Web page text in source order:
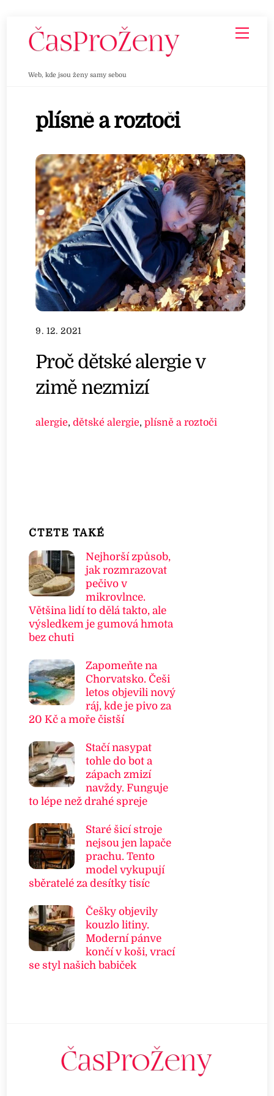
Web, kde jsou ženy samy sebou
plísně a roztoči
9. 12. 2021
Proč dětské alergie v
zimě nezmizí
alergie,dětské alergie,plísně a roztoči
ČTETE TAKÉ
Nejhorší způsob,
jak rozmrazovat
pečivo v
mikrovlnce.
Většina lidí to dělá takto, ale
výsledkem je gumová hmota
bez chuti
Zapomeňte na
Chorvatsko. Češi
letos objevili nový
ráj, kde je pivo za
20 Kč a moře čistší
Stačí nasypat
tohle do bot a
zápach zmizí
navždy. Funguje
to lépe než drahé spreje
Staré šicí stroje
nejsou jen lapače
prachu. Tento
model vykupují
sběratelé za desítky tisíc
Češky objevily
kouzlo litiny.
Moderní pánve
končí v koši, vrací
se styl našich babiček